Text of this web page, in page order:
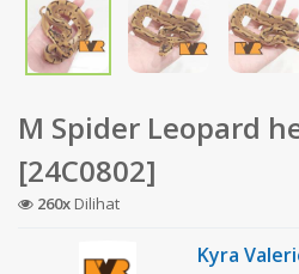
M Spider Leopard
[24C0802]
260x Dilihat
Kyra